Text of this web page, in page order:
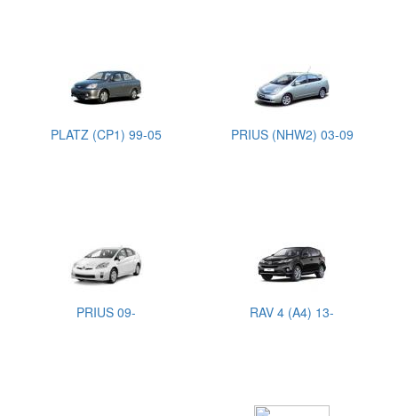
PLATZ (CP1) 99-05 PRIUS (NHW2) 03-09
PRIUS 09- RAV 4 (A4) 13-